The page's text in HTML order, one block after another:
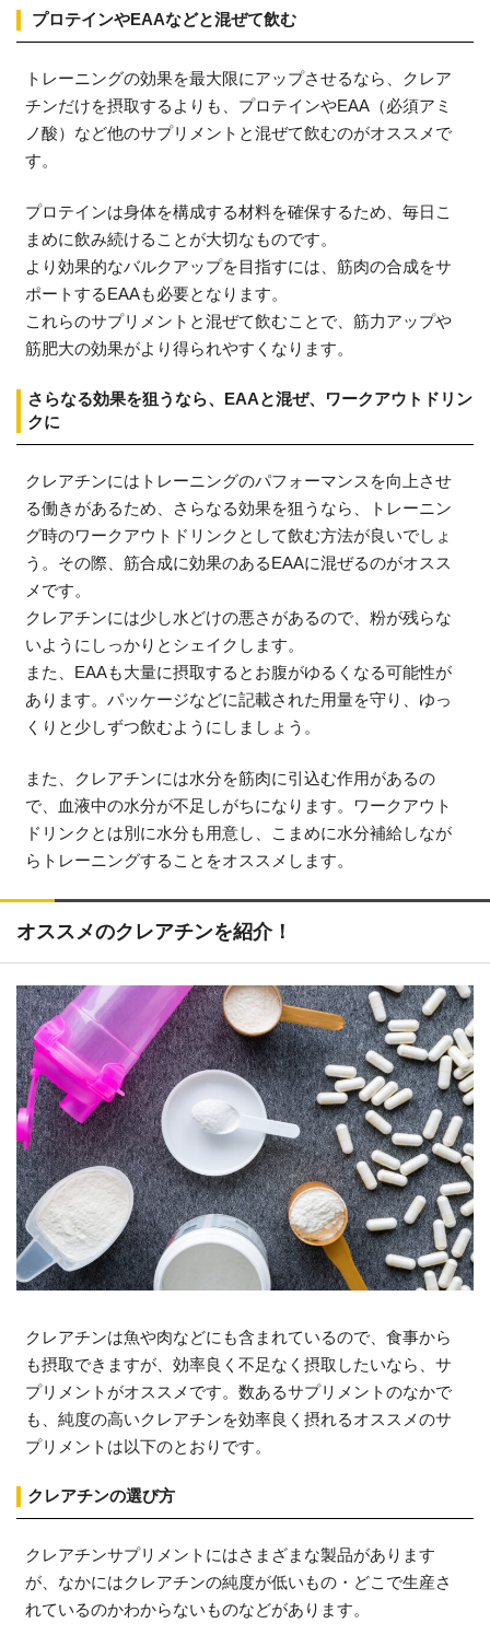
プロテインやEAAなどと混ぜて飲む
トレーニングの効果を最大限にアップさせるなら、クレア
チンだけを摂取するよりも、プロテインやEAA（必須アミ
ノ酸）など他のサプリメントと混ぜて飲むのがオススメで
す。
プロテインは身体を構成する材料を確保するため、毎日こ
まめに飲み続けることが大切なものです。
より効果的なバルクアップを目指すには、筋肉の合成をサ
ポートするEAAも必要となります。
これらのサプリメントと混ぜて飲むことで、筋力アップや
筋肥大の効果がより得られやすくなります。
さらなる効果を狙うなら、EAAと混ぜ、ワークアウトドリン
クに
クレアチンにはトレーニングのパフォーマンスを向上させ
る働きがあるため、さらなる効果を狙うなら、トレーニン
グ時のワークアウトドリンクとして飲む方法が良いでしょ
う。その際、筋合成に効果のあるEAAに混ぜるのがオスス
メです。
クレアチンには少し水どけの悪さがあるので、粉が残らな
いようにしっかりとシェイクします。
また、EAAも大量に摂取するとお腹がゆるくなる可能性が
あります。パッケージなどに記載された用量を守り、ゆっ
くりと少しずつ飲むようにしましょう。
また、クレアチンには水分を筋肉に引込む作用があるの
で、血液中の水分が不足しがちになります。ワークアウト
ドリンクとは別に水分も用意し、こまめに水分補給しなが
らトレーニングすることをオススメします。
オススメのクレアチンを紹介！
クレアチンは魚や肉などにも含まれているので、食事から
も摂取できますが、効率良く不足なく摂取したいなら、サ
プリメントがオススメです。数あるサプリメントのなかで
も、純度の高いクレアチンを効率良く摂れるオススメのサ
プリメントは以下のとおりです。
クレアチンの選び方
クレアチンサプリメントにはさまざまな製品があります
が、なかにはクレアチンの純度が低いもの・どこで生産さ
れているのかわからないものなどがあります。